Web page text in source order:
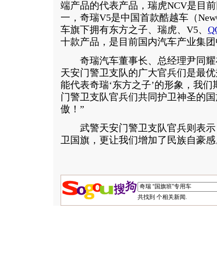
端产品的代表产品，瑞虎NCV是目
一，奇瑞V5是中国首款酷越车（
车旗下拥有东方之子、瑞虎、V5、
十款产品，是目前国内汽车产业集
奇瑞汽车董事长、总经理尹同耀
天安门警卫支队的广大官兵们是最
能代表奇瑞‘东方之子’的形象，我
门警卫支队官兵们共同护卫神圣的
傲！”
武警天安门警卫支队官兵则表示
卫国旗，更让我们增加了民族自豪
共找到 个相关新闻.